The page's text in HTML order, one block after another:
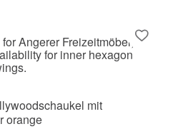
mit
orange